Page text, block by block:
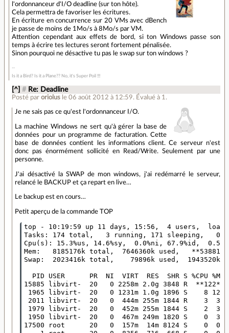
l'ordonnanceur d'I/O deadline (sur ton hôte).
Cela permettra de favoriser les écritures.
En écriture en concurrence sur 20 VMs avec dBench
je passe de moins de 1Mo/s à 8Mo/s par VM.
Attention cependant aux effets de bord, si ton Windows passe son
temps à écrire tes lectures seront fortement pénalisée.
Sinon pourquoi ne désactive tu pas le swap sur ton windows ?
Is it a Bird? Is it a Plane?? No, it's Super Poil !!!
[^] # Re: Deadline
Posté paroriolus le 06 août 2012 à 12:59. Évalué à 1 .
Je ne sais pas ce qu'est l'ordonnanceur I/O.
La machine Windows ne sert qu'à gérer la base de
données pour un programme de facturation. Cette
base de données contient les informations client. Ce serveur n'est
donc pas énormément sollicité en Read/Write. Seulement par une
personne.
J'ai désactivé la SWAP de mon windows, j'ai redémarré le serveur,
relancé le BACKUP et ça repart en live…
Le backup est en cours…
Petit aperçu de la commande TOP
top - 10:19:59 up 11 days, 15:56,  4 users,  load
Tasks: 174 total,   3 running, 171 sleeping,   0
Cpu(s): 15.3%us, 14.6%sy,  0.0%ni, 67.9%id,
Mem:   8185176k total,  7646360k used,
Swap:  2023416k total,    79896k used,  1943520k
PID USER      PR  NI
15885 libvirt-  20   0
1965 libvirt-  20   0
2011 libvirt-  20   0
1979 libvirt-  20   0
1950 libvirt-  20   0
17500 root      20   0